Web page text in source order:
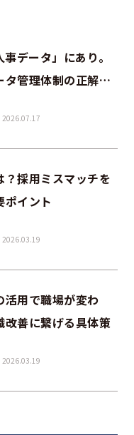
データ」にあり。
管理体制の正解と
2026.07.17
採用ミスマッチを
ポイント
2026.03.19
活用で職場が変わ
改善に繋げる具体策
2026.03.19